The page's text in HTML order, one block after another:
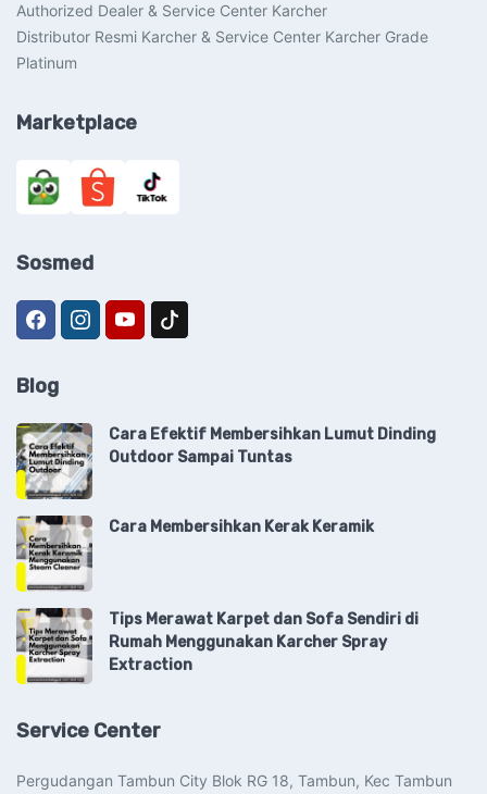
Authorized Dealer & Service Center Karcher
Distributor Resmi Karcher & Service Center Karcher Grade
Platinum
Marketplace
Sosmed
Blog
Cara Efektif Membersihkan Lumut Dinding
Outdoor Sampai Tuntas
Cara Membersihkan Kerak Keramik
Tips Merawat Karpet dan Sofa Sendiri di
Rumah Menggunakan Karcher Spray
Extraction
Service Center
Pergudangan Tambun City Blok RG 18, Tambun, Kec Tambun